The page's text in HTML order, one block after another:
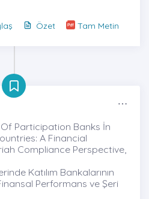
Özet Tam Metin
Participation Banks İn
A Financial
Compliance Perspective,
Katılım Bankalarının
Performans ve Şeri